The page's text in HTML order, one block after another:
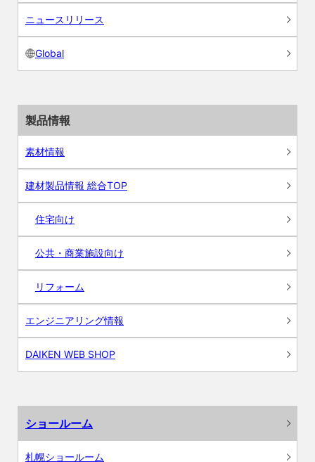
ニュースリリース
Global
製品情報
素材情報
建材製品情報 総合TOP
住宅向け
公共・商業施設向け
リフォーム
エンジニアリング情報
DAIKEN WEB SHOP
ショールーム
札幌ショールーム